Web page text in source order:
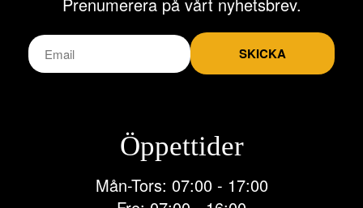
Prenumerera på vårt nyhetsbrev.
SKICKA
Öppettider
Mån-Tors: 07:00 - 17:00